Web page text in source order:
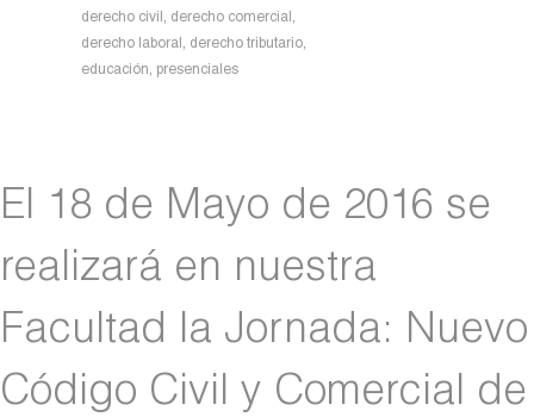
derecho civil , derecho comercial ,
derecho laboral , derecho tributario,
educación, presenciales
El 18 de Mayo de 2016 se
realizará en nuestra
Facultad la Jornada: Nuevo
Código Civil y Comercial de